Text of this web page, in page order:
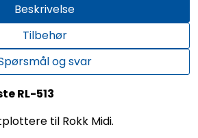
Beskrivelse
Tilbehør
og svar
RL-513
til Rokk Midi.